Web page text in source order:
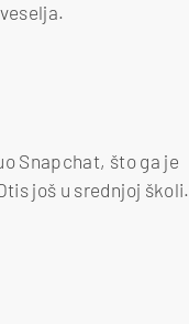
Snapchat, što ga je
još u srednjoj školi.